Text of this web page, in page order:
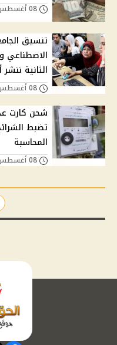
الاصطناعي
الثانية ننشر
شحن كارت
تضبط
المحاسبة